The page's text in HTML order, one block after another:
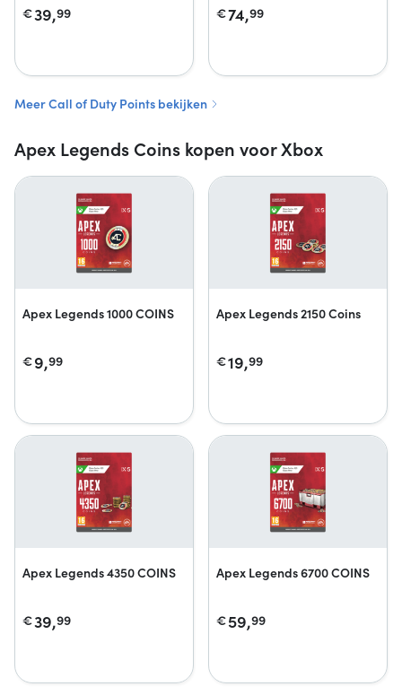
€39,99
€74,99
Meer Call of Duty Points bekijken
Apex Legends Coins kopen voor Xbox
Apex Legends 1000 COINS
€9,99
Apex Legends 2150 Coins
€19,99
Apex Legends 4350 COINS
€39,99
Apex Legends 6700 COINS
€59,99